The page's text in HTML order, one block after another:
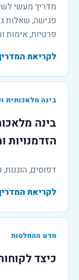
פגישה, שאלות
פרטיות, אימות
לקריאת
בינה מלאכותית
בינה
הזדמנויות
דפוסים,
לקריאת
מדע ההחלטות
כיצד